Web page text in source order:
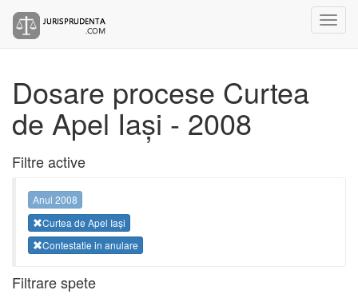
Dosare procese Curtea
de Apel Iași - 2008
Filtre active
Anul 2008
Curtea de Apel Iași
Contestatie in anulare
Filtrare spete